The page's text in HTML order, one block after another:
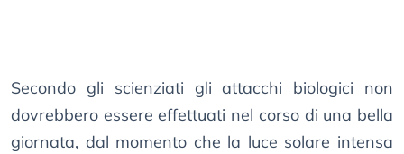
Secondo gli scienziati gli attacchi biologici non
dovrebbero essere effettuati nel corso di una bella
giornata, dal momento che la luce solare intensa